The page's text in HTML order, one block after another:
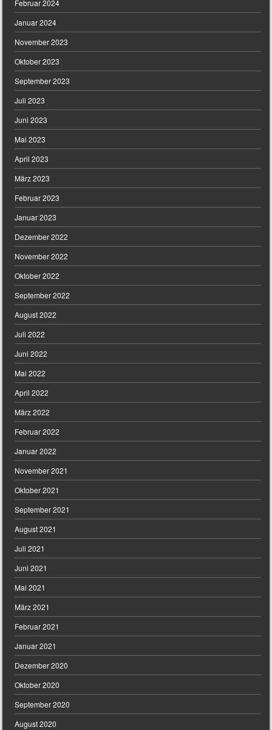
Februar 2024
Januar 2024
November 2023
Oktober 2023
September 2023
Juli 2023
Juni 2023
Mai 2023
April 2023
März 2023
Februar 2023
Januar 2023
Dezember 2022
November 2022
Oktober 2022
September 2022
August 2022
Juli 2022
Juni 2022
Mai 2022
April 2022
März 2022
Februar 2022
Januar 2022
November 2021
Oktober 2021
September 2021
August 2021
Juli 2021
Juni 2021
Mai 2021
März 2021
Februar 2021
Januar 2021
Dezember 2020
Oktober 2020
September 2020
August 2020